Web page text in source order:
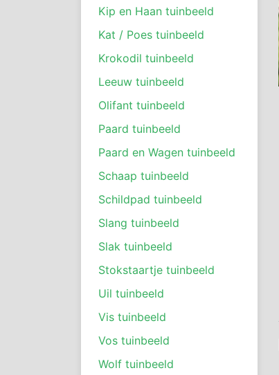
Kip en Haan tuinbeeld
Kat / Poes tuinbeeld
Krokodil tuinbeeld
Leeuw tuinbeeld
Olifant tuinbeeld
Paard tuinbeeld
Paard en Wagen tuinbeeld
Schaap tuinbeeld
Schildpad tuinbeeld
Slang tuinbeeld
Slak tuinbeeld
Stokstaartje tuinbeeld
Uil tuinbeeld
Vis tuinbeeld
Vos tuinbeeld
Wolf tuinbeeld